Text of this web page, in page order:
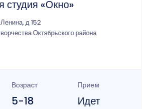
студия «Окно»
д 152
Октябрьского района
Возраст
5-18
Прием
Идет